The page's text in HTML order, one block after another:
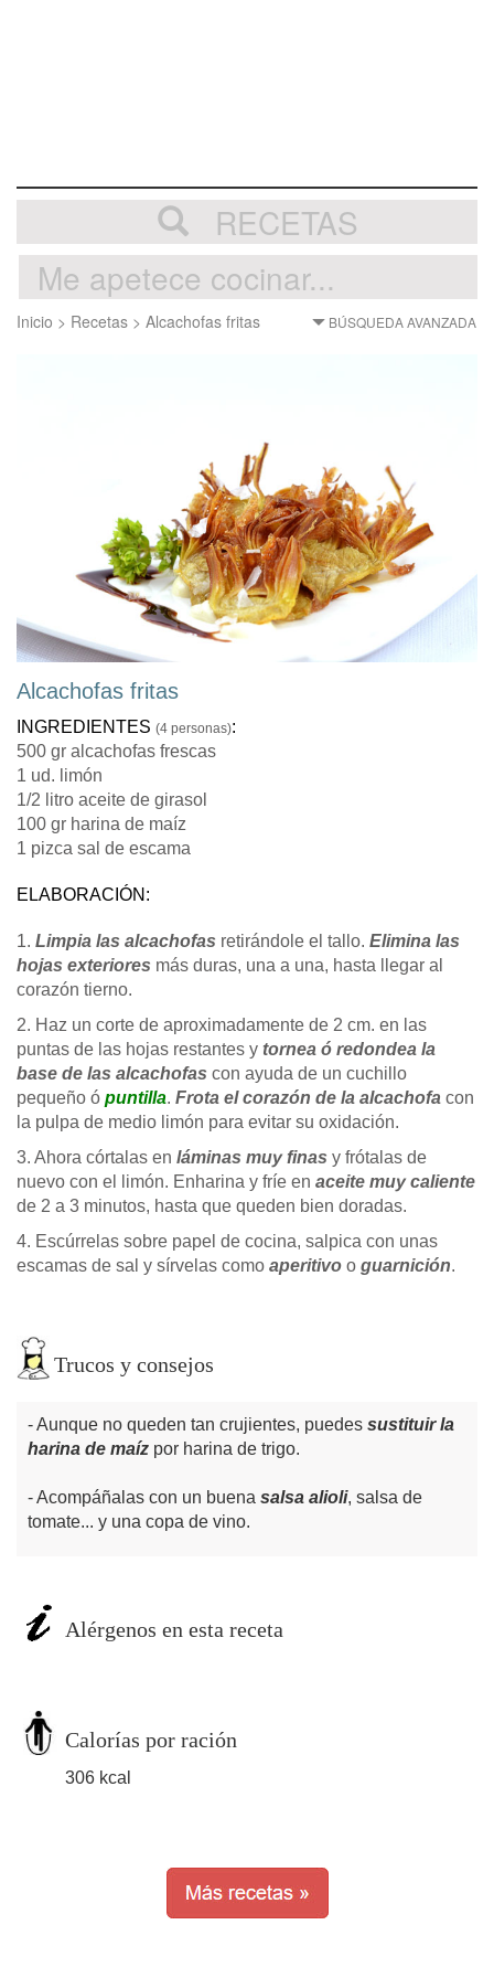
RECETAS
Inicio > Recetas > Alcachofas fritas BÚSQUEDA AVANZADA
Alcachofas fritas
INGREDIENTES (4 personas):
500 gr alcachofas frescas
1 ud. limón
1/2 litro aceite de girasol
100 gr harina de maíz
1 pizca sal de escama
ELABORACIÓN:
1. Limpia las alcachofas retirándole el tallo. Elimina las
hojas exteriores más duras, una a una, hasta llegar al
corazón tierno.
2. Haz un corte de aproximadamente de 2 cm. en las
puntas de las hojas restantes y tornea ó redondea la
base de las alcachofas con ayuda de un cuchillo
pequeño ó puntilla. Frota el corazón de la alcachofa con
la pulpa de medio limón para evitar su oxidación.
3. Ahora córtalas en láminas muy finas y frótalas de
nuevo con el limón. Enharina y fríe en aceite muy caliente
de 2 a 3 minutos, hasta que queden bien doradas.
4. Escúrrelas sobre papel de cocina, salpica con unas
escamas de sal y sírvelas como aperitivo o guarnición.
Trucos y consejos
Aunque no queden tan crujientes, puedes sustituir la
harina de maíz por harina de trigo.
Acompáñalas con un buena salsa alioli, salsa de
tomate... y una copa de vino.
Alérgenos en esta receta
Calorías por ración
306 kcal